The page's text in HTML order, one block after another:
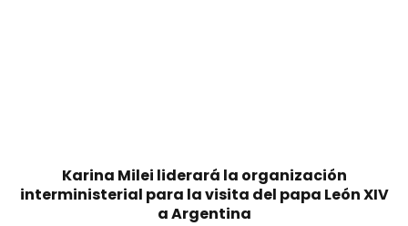
Karina Milei liderará la organización
interministerial para la visita del papa León XIV
a Argentina